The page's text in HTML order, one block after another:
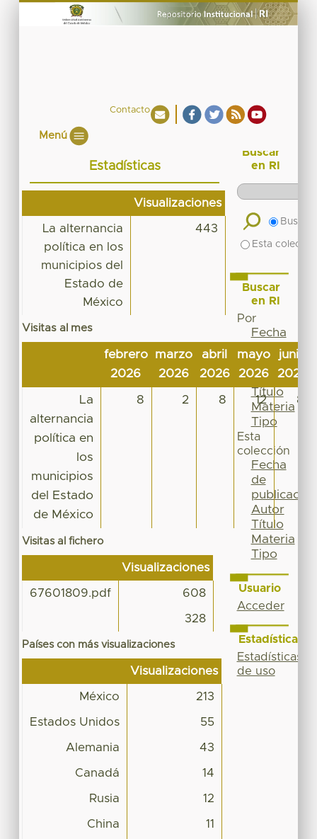
Contacto
Menú
Estadísticas
Visualizaciones
La alternancia
política en los
municipios del
Estado de
México
443
Visitas al mes
febrero
2026
marzo
2026
abril
2026
mayo
2026
junio
2026
La
alternancia
política en
los
municipios
del Estado
de México
8 2 8 12 8
Visitas al fichero
Visualizaciones
67601809.pdf 608
328
Países con más visualizaciones
Visualizaciones
México 213
Estados Unidos 55
Alemania 43
Canadá 14
Rusia 12
China 11
Buscar
en RI
Buscar
Esta
Buscar
en RI
Por
Fecha
publicación
Autor
Título
Materia
Tipo
Esta
colección
Fecha
de
publicación
Autor
Título
Materia
Tipo
Usuario
Acceder
Estadísticas
Estadísticas
de uso